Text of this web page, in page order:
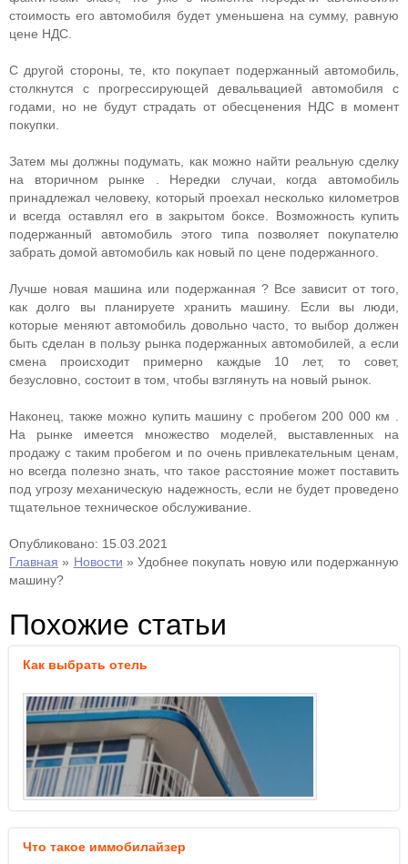
стоимость его автомобиля будет уменьшена на сумму, равную
цене НДС.
С другой стороны, те, кто покупает подержанный автомобиль,
столкнутся с прогрессирующей девальвацией автомобиля с
годами, но не будут страдать от обесценения НДС в момент
покупки.
Затем мы должны подумать, как можно найти реальную сделку
на вторичном рынке . Нередки случаи, когда автомобиль
принадлежал человеку, который проехал несколько километров
и всегда оставлял его в закрытом боксе. Возможность купить
подержанный автомобиль этого типа позволяет покупателю
забрать домой автомобиль как новый по цене подержанного.
Лучше новая машина или подержанная ? Все зависит от того,
как долго вы планируете хранить машину. Если вы люди,
которые меняют автомобиль довольно часто, то выбор должен
быть сделан в пользу рынка подержанных автомобилей, а если
смена происходит примерно каждые 10 лет, то совет,
безусловно, состоит в том, чтобы взглянуть на новый рынок.
Наконец, также можно купить машину с пробегом 200 000 км .
На рынке имеется множество моделей, выставленных на
продажу с таким пробегом и по очень привлекательным ценам,
но всегда полезно знать, что такое расстояние может поставить
под угрозу механическую надежность, если не будет проведено
тщательное техническое обслуживание.
Опубликовано: 15.03.2021
Главная » Новости » Удобнее покупать новую или подержанную
машину?
Похожие статьи
Как выбрать отель
Что такое иммобилайзер